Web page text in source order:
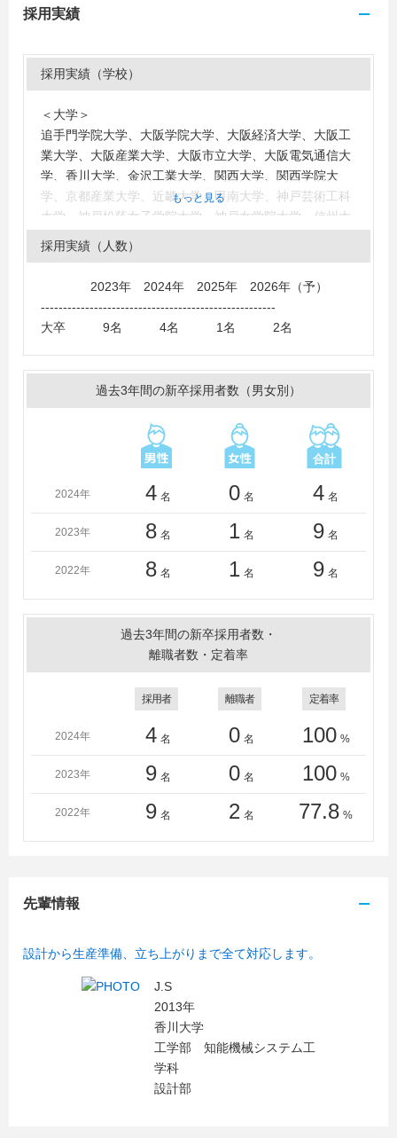
採用実績
採用実績（学校）
＜大学＞
追手門学院大学、大阪学院大学、大阪経済大学、大阪工
業大学、大阪産業大学、大阪市立大学、大阪電気通信大
学、香川大学、金沢工業大学、関西大学、関西学院大
学、京都産業大学、近畿大学、甲南大学、神戸芸術工科
大学、神戸松蔭女子学院大学、神戸女学院大学、信州大
学、摂南大学、富山大学、同志社大学、長浜バイオ大
学、日本大学、日本文理大学、阪南大学、兵庫県立大
もっと見る
採用実績（人数）
2023年 2024年 2025年 2026年（予）
-----------------------------------------------------
大卒 9名 4名 1名 2名
過去3年間の新卒採用者数（男女別）
2024年 4 名 0 名 4 名
2023年 8 名 1 名 9 名
2022年 8 名 1 名 9 名
過去3年間の新卒採用者数・
離職者数・定着率
採用者 離職者 定着率
2024年 4 名 0 名 100 %
2023年 9 名 0 名 100 %
2022年 9 名 2 名 77.8 %
先輩情報
設計から生産準備、立ち上がりまで全て対応します。
J.S
2013年
香川大学
工学部 知能機械システム工
学科
設計部